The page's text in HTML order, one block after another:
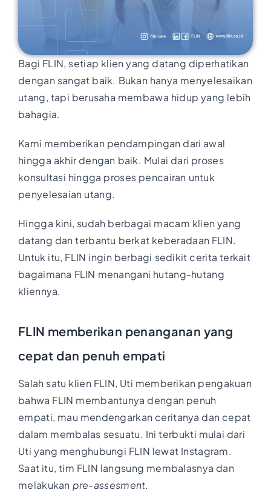
Bagi FLIN, setiap klien yang datang diperhatikan
dengan sangat baik. Bukan hanya menyelesaikan
utang, tapi berusaha membawa hidup yang lebih
bahagia.
Kami memberikan pendampingan dari awal
hingga akhir dengan baik. Mulai dari proses
konsultasi hingga proses pencairan untuk
penyelesaian utang.
Hingga kini, sudah berbagai macam klien yang
datang dan terbantu berkat keberadaan FLIN.
Untuk itu, FLIN ingin berbagi sedikit cerita terkait
bagaimana FLIN menangani hutang-hutang
kliennya.
FLIN memberikan penanganan yang
cepat dan penuh empati
Salah satu klien FLIN, Uti memberikan pengakuan
bahwa FLIN membantunya dengan penuh
empati, mau mendengarkan ceritanya dan cepat
dalam membalas sesuatu. Ini terbukti mulai dari
Uti yang menghubungi FLIN lewat Instagram.
Saat itu, tim FLIN langsung membalasnya dan
melakukan pre-assesment.